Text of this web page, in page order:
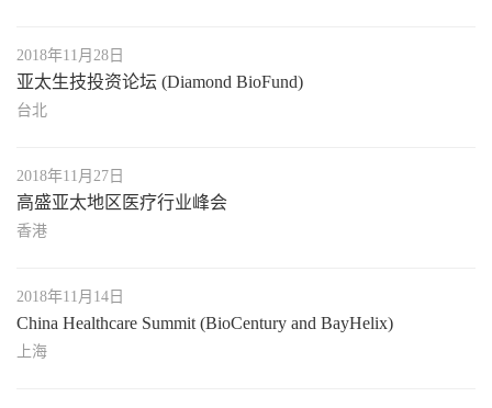
2018年11月28日
亚太生技投资论坛 (Diamond BioFund)
台北
2018年11月27日
高盛亚太地区医疗行业峰会
香港
2018年11月14日
China Healthcare Summit (BioCentury and BayHelix)
上海